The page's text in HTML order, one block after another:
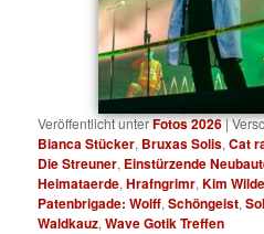
Veröffentlicht unterFotos 2026|
Bianca Stücker, Bruxas Solis,Cat
Die Streuner, Einstürzende
Heimataerde,Hrafngrimr,Kim Wilde
Patenbrigade: Wolff,Schöngeist,
Waldkauz,Wave Gotik Treffen